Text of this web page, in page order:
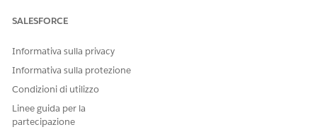
roll-up per velocizzare il caricamento dei dati. È possibile
record vengono sottoposti a query e calcolati per
l'organizzazione o per un profilo o utente specifico.
Forza ricalcoli di roll-up per ricerca (pacchetto gestito)
È possibile ricalcolare le regole RBL per l'organizzazione
dall'interfaccia utente o utilizzando Apex Code.
SALESFORCE
Informativa sulla privacy
Informativa sulla protezione
Condizioni di utilizzo
Linee guida per la
partecipazione